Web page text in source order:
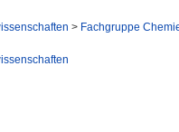
> Fachgruppe